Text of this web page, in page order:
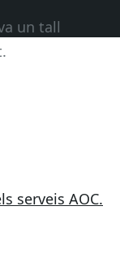
un tall
serveis AOC.